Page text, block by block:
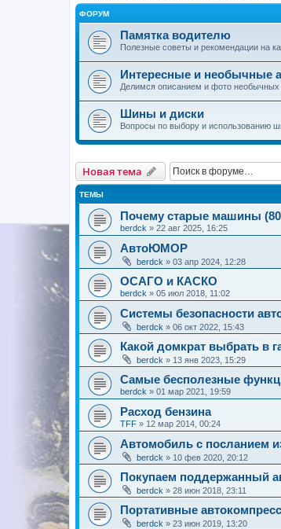
ФОРУМ
Памятка водителю
Полезные советы и рекомендации на
Интересные и необычные
Делимся описанием и фото
Шины и диски
Вопросы по выбору и использованию
Новая тема
ТЕМЫ
Почему старые машины
berdck » 22 авг 2025, 16:25
АвтоЮМОР
berdck » 03 апр 2024, 12:28
ОСАГО и КАСКО
berdck » 05 июл 2018, 11:02
Системы безопасности
berdck » 06 окт 2022, 15:43
Какой домкрат выбрать в
berdck » 13 янв 2023, 15:29
Самые бесполезные
berdck » 01 мар 2021, 19:59
Расход бензина
TFF » 12 мар 2014, 00:24
Автомобиль с посланием
berdck » 10 фев 2020, 20:12
Покупаем поддержанный
berdck » 28 июн 2018, 23:11
Портативные
berdck » 23 июн 2019, 13:20